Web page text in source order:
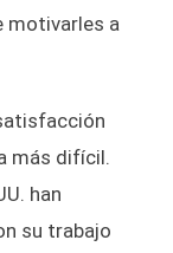
motivarles a
más difícil.
han
su trabajo